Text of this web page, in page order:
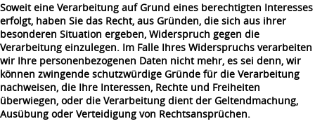
Soweit eine Verarbeitung auf Grund eines berechtigten Interesses
erfolgt, haben Sie das Recht, aus Gründen, die sich aus ihrer
besonderen Situation ergeben, Widerspruch gegen die
Verarbeitung einzulegen. Im Falle Ihres Widerspruchs verarbeiten
wir Ihre personenbezogenen Daten nicht mehr, es sei denn, wir
können zwingende schutzwürdige Gründe für die Verarbeitung
nachweisen, die Ihre Interessen, Rechte und Freiheiten
überwiegen, oder die Verarbeitung dient der Geltendmachung,
Ausübung oder Verteidigung von Rechtsansprüchen.